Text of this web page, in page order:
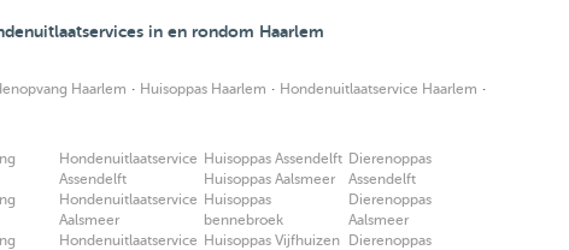
in en rondom Haarlem
Haarlem · Huisoppas Haarlem · Hondenuitlaatservice Haarlem ·
Hondenuitlaatservice
Assendelft
Hondenuitlaatservice
Aalsmeer
Hondenuitlaatservice
Huisoppas Assendelft
Huisoppas Aalsmeer
Huisoppas
bennebroek
Huisoppas Vijfhuizen
Dierenoppas
Assendelft
Dierenoppas
Aalsmeer
Dierenoppas